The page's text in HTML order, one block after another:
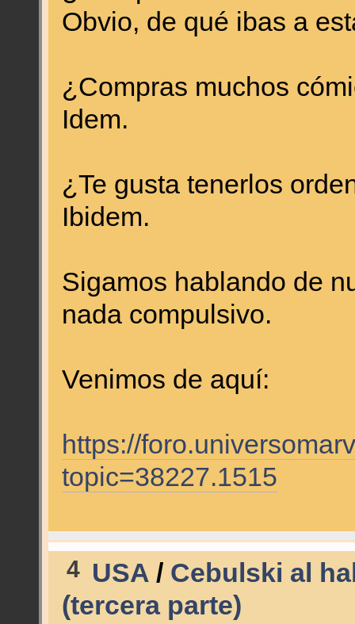
Obvio, de qué ibas a
¿Compras muchos
Idem.
¿Te gusta tenerlos
Ibidem.
Sigamos hablando de
nada compulsivo.
Venimos de aquí:
https://
topic=38227.1515
4 USA / Cebulski al
(tercera parte)